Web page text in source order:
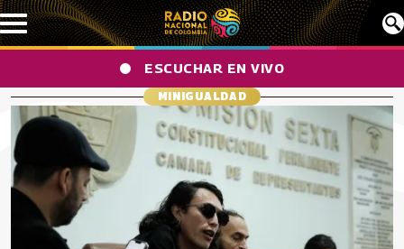
Pasar al contenido principal
ESCUCHAR EN VIVO
MINIGUALDAD